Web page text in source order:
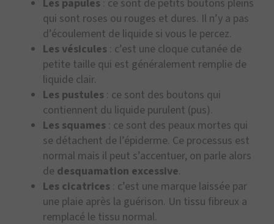
Les papules : ce sont de petits boutons pleins
qui sont roses ou rouges et dures. Il n’y a pas
d’écoulement de liquide si vous le percez.
Les vésicules : c’est une cloque cutanée de
petite taille qui est généralement remplie de
liquide clair.
Les pustules : ce sont des boutons qui
contiennent du liquide purulent (pus).
Les squames : ce sont des peaux mortes qui
se détachent de l’épiderme. Ce processus est
normal mais il peut s’accentuer, on parle alors
de desquamation excessive.
Les cicatrices : c’est une marque laissée par
une plaie après la guérison. Un tissu fibreux a
remplacé le tissu normal.